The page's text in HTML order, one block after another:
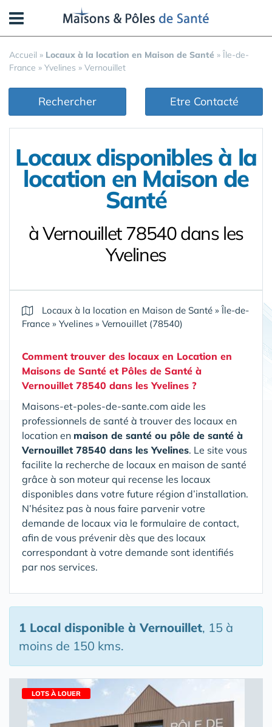
Accueil » Locaux à la location en Maison de Santé » Île-de-
France » Yvelines » Vernouillet
Rechercher Etre Contacté
Locaux disponibles à la
location en Maison de
Santé
à Vernouillet 78540 dans les
Yvelines
Locaux à la location en Maison de Santé »Île-de-
France » Yvelines » Vernouillet (78540)
Comment trouver des locaux en Location en
Maisons de Santé et Pôles de Santé à
Vernouillet 78540 dans les Yvelines ?
Maisons-et-poles-de-sante.com aide les
professionnels de santé à trouver des locaux en
location en maison de santé ou pôle de santé à
Vernouillet 78540 dans les Yvelines. Le site vous
facilite la recherche de locaux en maison de santé
grâce à son moteur qui recense les locaux
disponibles dans votre future région d’installation.
N’hésitez pas à nous faire parvenir votre
demande de locaux via le formulaire de contact,
afin de vous prévenir dès que des locaux
correspondant à votre demande sont identifiés
par nos services.
1 Local disponible à Vernouillet, 15 à
moins de 150 kms.
LOTS À LOUER
Panneau de gestion des cookies